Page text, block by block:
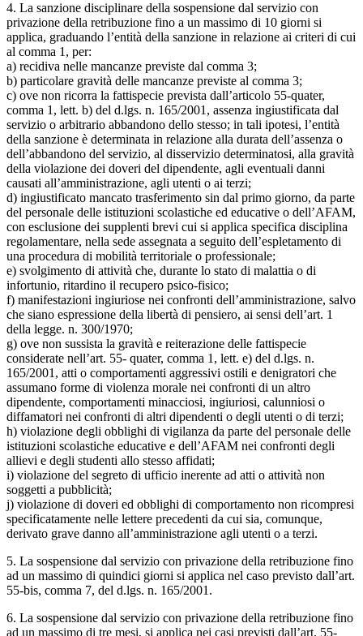
4. La sanzione disciplinare della sospensione dal servizio con
privazione della retribuzione fino a un massimo di 10 giorni si
applica, graduando l’entità della sanzione in relazione ai criteri di cui
al comma 1, per:
a) recidiva nelle mancanze previste dal comma 3;
b) particolare gravità delle mancanze previste al comma 3;
c) ove non ricorra la fattispecie prevista dall’articolo 55-quater,
comma 1, lett. b) del d.lgs. n. 165/2001, assenza ingiustificata dal
servizio o arbitrario abbandono dello stesso; in tali ipotesi, l’entità
della sanzione è determinata in relazione alla durata dell’assenza o
dell’abbandono del servizio, al disservizio determinatosi, alla gravità
della violazione dei doveri del dipendente, agli eventuali danni
causati all’amministrazione, agli utenti o ai terzi;
d) ingiustificato mancato trasferimento sin dal primo giorno, da parte
del personale delle istituzioni scolastiche ed educative o dell’AFAM,
con esclusione dei supplenti brevi cui si applica specifica disciplina
regolamentare, nella sede assegnata a seguito dell’espletamento di
una procedura di mobilità territoriale o professionale;
e) svolgimento di attività che, durante lo stato di malattia o di
infortunio, ritardino il recupero psico-fisico;
f) manifestazioni ingiuriose nei confronti dell’amministrazione, salvo
che siano espressione della libertà di pensiero, ai sensi dell’art. 1
della legge. n. 300/1970;
g) ove non sussista la gravità e reiterazione delle fattispecie
considerate nell’art. 55- quater, comma 1, lett. e) del d.lgs. n.
165/2001, atti o comportamenti aggressivi ostili e denigratori che
assumano forme di violenza morale nei confronti di un altro
dipendente, comportamenti minacciosi, ingiuriosi, calunniosi o
diffamatori nei confronti di altri dipendenti o degli utenti o di terzi;
h) violazione degli obblighi di vigilanza da parte del personale delle
istituzioni scolastiche educative e dell’AFAM nei confronti degli
allievi e degli studenti allo stesso affidati;
i) violazione del segreto di ufficio inerente ad atti o attività non
soggetti a pubblicità;
j) violazione di doveri ed obblighi di comportamento non ricompresi
specificatamente nelle lettere precedenti da cui sia, comunque,
derivato grave danno all’amministrazione agli utenti o a terzi.
5. La sospensione dal servizio con privazione della retribuzione fino
ad un massimo di quindici giorni si applica nel caso previsto dall’art.
55-bis, comma 7, del d.lgs. n. 165/2001.
6. La sospensione dal servizio con privazione della retribuzione fino
ad un massimo di tre mesi, si applica nei casi previsti dall’art. 55-